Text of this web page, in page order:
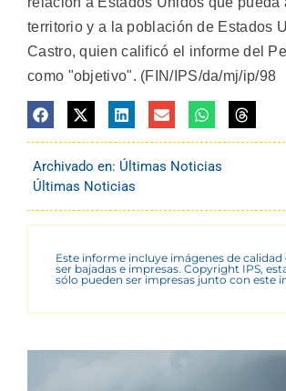
territorio y a la población de Estados
Castro, quien calificó el informe del
como "objetivo". (FIN/IPS/da/mj/ip/98
Archivado en: Últimas Noticias
Últimas Noticias
Este informe incluye imágenes de calidad
ser bajadas e impresas. Copyright IPS,
sólo pueden ser impresas junto con este